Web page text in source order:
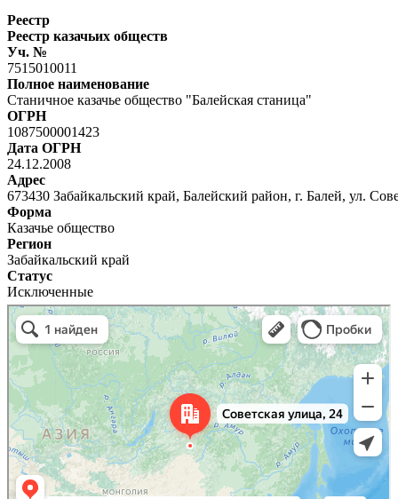
Реестр
Реестр казачьих обществ
Уч. №
7515010011
Полное наименование
Станичное казачье общество "Балейская станица"
ОГРН
1087500001423
Дата ОГРН
24.12.2008
Адрес
673430 Забайкальский край, Балейский район, г. Балей, ул.
Форма
Казачье общество
Регион
Забайкальский край
Статус
Исключенные